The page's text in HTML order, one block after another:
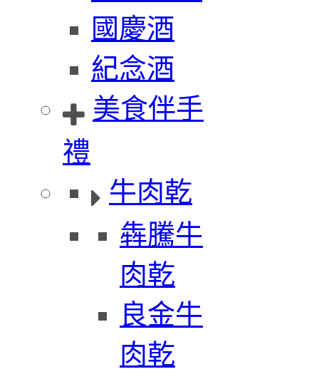
國慶酒
紀念酒
美食伴手
禮
牛肉乾
犇騰牛
肉乾
良金牛
肉乾